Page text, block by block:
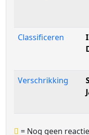
Classificeren
Verschrikking
= Nog geen